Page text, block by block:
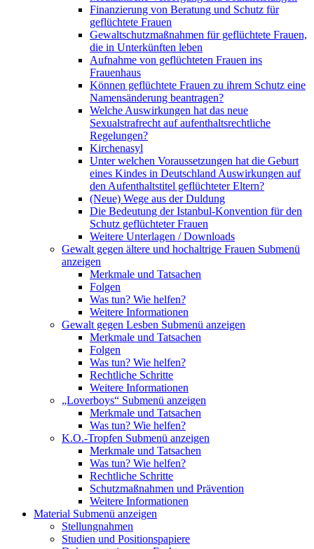
Finanzierung von Beratung und Schutz für
geflüchtete Frauen
Gewaltschutzmaßnahmen für geflüchtete Frauen,
die in Unterkünften leben
Aufnahme von geflüchteten Frauen ins
Frauenhaus
Können geflüchtete Frauen zu ihrem Schutz eine
Namensänderung beantragen?
Welche Auswirkungen hat das neue
Sexualstrafrecht auf aufenthaltsrechtliche
Regelungen?
Kirchenasyl
Unter welchen Voraussetzungen hat die Geburt
eines Kindes in Deutschland Auswirkungen auf
den Aufenthaltstitel geflüchteter Eltern?
(Neue) Wege aus der Duldung
Die Bedeutung der Istanbul-Konvention für den
Schutz geflüchteter Frauen
Weitere Unterlagen / Downloads
Gewalt gegen ältere und hochaltrige Frauen Submenü
anzeigen
Merkmale und Tatsachen
Folgen
Was tun? Wie helfen?
Weitere Informationen
Gewalt gegen Lesben Submenü anzeigen
Merkmale und Tatsachen
Folgen
Was tun? Wie helfen?
Rechtliche Schritte
Weitere Informationen
„Loverboys“ Submenü anzeigen
Merkmale und Tatsachen
Was tun? Wie helfen?
K.O.-Tropfen Submenü anzeigen
Merkmale und Tatsachen
Was tun? Wie helfen?
Rechtliche Schritte
Schutzmaßnahmen und Prävention
Weitere Informationen
Material Submenü anzeigen
Stellungnahmen
Studien und Positionspapiere